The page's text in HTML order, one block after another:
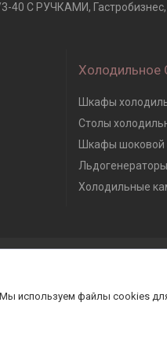
40 С РУЧКАМИ,
Холодильное
Шкафы
Столы
Шкафы шоковой
Льдогенераторы
Холодильные
Мы используем файлы cookies